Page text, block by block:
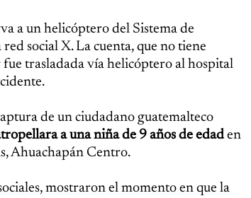
a un helicóptero del Sistema de
social X. La cuenta, que no tiene
trasladada vía helicóptero al hospital
de un ciudadano guatemalteco
a una niña de 9 años de edad en
Ahuachapán Centro.
mostraron el momento en que la